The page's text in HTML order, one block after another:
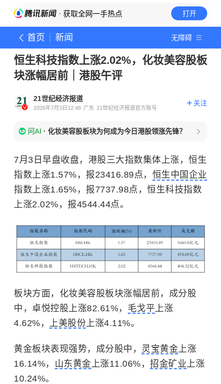
· 获取全网一手热点 打开
首页 新闻 无障碍
恒生科技指数上涨2.02%，化妆美容股板
块涨幅居前｜港股午评
21世纪经济报道
2026年7月3日12:48 广东 21世纪经济报道官方账号
关注
问AI · 化妆美容股板块为何成为今日港股领涨先锋？
7月3日早盘收盘，港股三大指数集体上涨，恒生
指数上涨1.57%，报23416.89点， 恒生中国企业
指数上涨1.65%，报7737.98点，恒生科技指数
上涨2.02%，报4544.44点。
板块方面，化妆美容股板块涨幅居前，成分股
中，卓悦控股上涨82.61%， 毛戈平 上涨
4.62%，
上美股份 上涨4.11%。
黄金板块表现强势，成分股中， 灵宝黄金 上涨
16.14%，
山东黄金 上涨11.06%， 招金矿业 上涨
10.24%。